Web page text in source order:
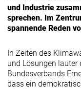
und Industrie
sprechen. Im
spannende Reden
In Zeiten des
und Lösungen lauter
Bundesverbands
dass ein